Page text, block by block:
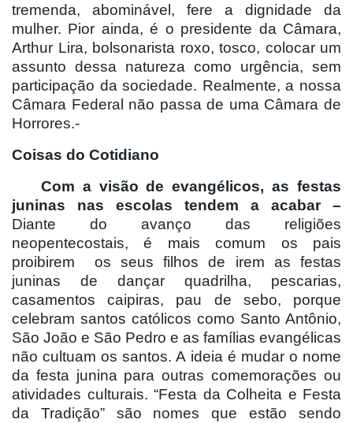
tremenda, abominável, fere a dignidade da
mulher. Pior ainda, é o presidente da Câmara,
Arthur Lira, bolsonarista roxo, tosco, colocar um
assunto dessa natureza como urgência, sem
participação da sociedade. Realmente, a nossa
Câmara Federal não passa de uma Câmara de
Horrores.-
Coisas do Cotidiano
Com a visão de evangélicos, as festas
juninas nas escolas tendem a acabar –
Diante do avanço das religiões
neopentecostais, é mais comum os pais
proibirem
os seus filhos de irem as festas
juninas de dançar quadrilha, pescarias,
casamentos caipiras, pau de sebo, porque
celebram santos católicos como Santo Antônio,
São João e São Pedro e as famílias evangélicas
não cultuam os santos. A ideia é mudar o nome
da festa junina para outras comemorações ou
atividades culturais. “Festa da Colheita e Festa
da Tradição” são nomes que estão sendo